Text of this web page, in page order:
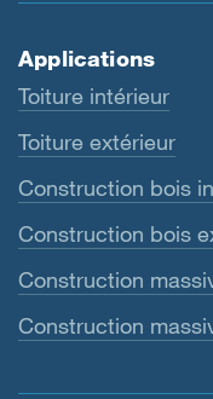
Applications
Toiture intérieur
Toiture extérieur
Construction bois
Construction bois
Construction
Construction